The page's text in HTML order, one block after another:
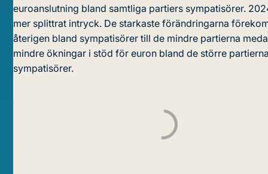
euroanslutning bland samtliga partiers sympatisörer.
mer splittrat intryck. De starkaste förändringarna
återigen bland sympatisörer till de mindre partierna
mindre ökningar i stöd för euron bland de större
sympatisörer.